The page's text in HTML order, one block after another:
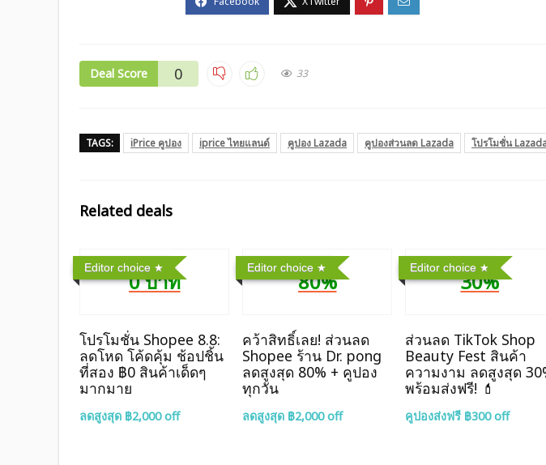
Deal Score 0 33
TAGS: iPrice คูปอง iprice ไทยแลนด์ คูปอง Lazada คูปองส่วนลด Lazada โปรโมชั่น
Related deals
Editor choice
0 บาท
โปรโมชั่น Shopee 8.8:
ลดโหด โค้ดคุ้ม ช้อปชิ้น
ที่สอง ฿0 สินค้าเด็ดๆ
มากมาย
ลดสูงสุด ฿2,000 off
Editor choice
80%
คว้าสิทธิ์เลย! ส่วนลด
Shopee ร้าน Dr. pong
ลดสูงสุด 80% + คูปอง
ทุกวัน
ลดสูงสุด ฿2,000 off
Editor choice
30%
ส่วนลด TikTok Shop
Beauty Fest สินค้า
ความงาม ลดสูงสุด
พร้อมส่งฟรี! 💄
คูปองส่งฟรี ฿300 off